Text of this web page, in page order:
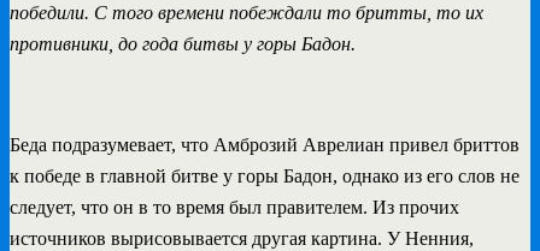
победили. С того времени побеждали то бритты, то их
противники, до года битвы у горы Бадон.
Беда подразумевает, что Амброзий Аврелиан привел бриттов
к победе в главной битве у горы Бадон, однако из его слов не
следует, что он в то время был правителем. Из прочих
источников вырисовывается другая картина. У Ненния,